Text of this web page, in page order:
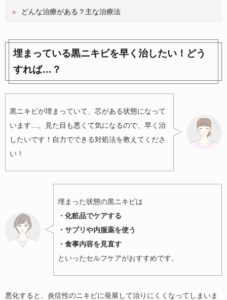
どんな治療がある？主な治療法
埋まっている黒ニキビを早く治したい！どう
すれば…？
黒ニキビが埋まっていて、芯がある状態になって
います…。見た目も悪くて気になるので、早く治
したいです！自力でできる対処法を教えてくださ
い！
埋まった状態の黒ニキビは
・化粧品でケアする
・サプリや内服薬を使う
・食事内容を見直す
といったセルフケアがおすすめです。
悪化すると、炎症性のニキビに発展して治りにくくなってしまいま